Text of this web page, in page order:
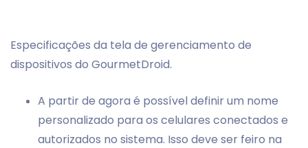
Especificações da tela de gerenciamento de
dispositivos do GourmetDroid.
A partir de agora é possível definir um nome
personalizado para os celulares conectados e
autorizados no sistema. Isso deve ser feiro na